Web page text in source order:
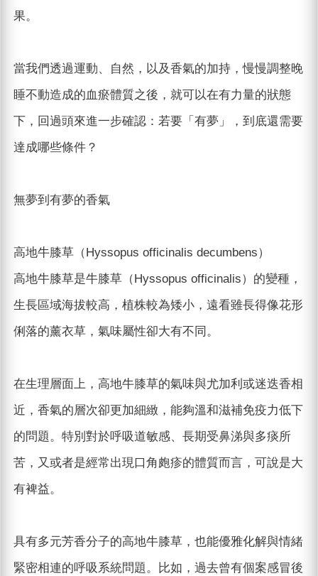
果。
當我們透過運動、自然，以及香氣的加持，慢慢調整晚
睡不動造成的血瘀體質之後，就可以在有力量的狀態
下，回過頭來進一步確認：若要「有夢」，到底還需要
達成哪些條件？
無夢到有夢的香氣
高地牛膝草（Hyssopus officinalis decumbens）
高地牛膝草是牛膝草（Hyssopus officinalis）的變種，
生長區域海拔較高，植株較為矮小，遠看雖長得像花形
俐落的薰衣草，氣味屬性卻大有不同。
在生理層面上，高地牛膝草的氣味與尤加利或迷迭香相
近，香氣的層次卻更加細緻，能夠溫和滋補免疫力低下
的問題。特別對於呼吸道敏感、長期受鼻涕與多痰所
苦，又或者是經常出現口角皰疹的體質而言，可說是大
有裨益。
具有多元芳香分子的高地牛膝草，也能優雅化解與情緒
緊密相連的呼吸系統問題。比如，過去曾有個案感冒後